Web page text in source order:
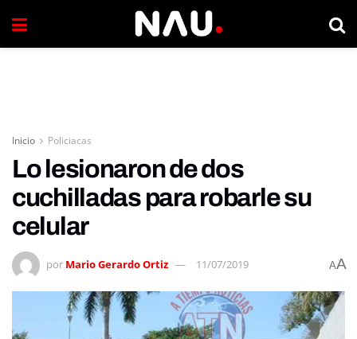
Inicio Policiacas
Lo lesionaron de dos
cuchilladas para robarle su
celular
por Mario Gerardo Ortiz 11/07/2019 AA